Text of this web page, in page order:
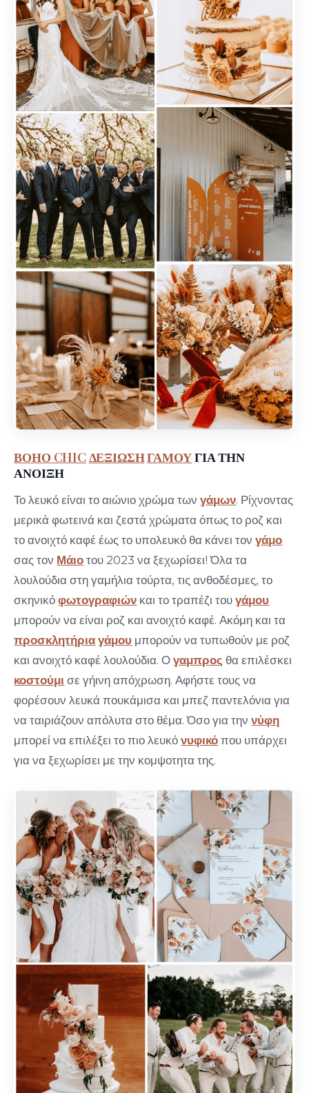
ΒΟΗΟ CHIC ΔΕΞΙΩΣΗΓΑΜΟΥΓΙΑ ΤΗΝ
ΑΝΟΙΞΗ
Το λευκό είναι το αιώνιο χρώμα τωνγάμων. Ρίχνοντας
μερικά φωτεινά και ζεστά χρώματα όπως το ροζ και
το ανοιχτό καφέ έως το υπολευκό θα κάνει τονγάμο
σας τον Μάιο του 2023 να ξεχωρίσει! Όλα τα
λουλούδια στη γαμήλια τούρτα, τις ανθοδέσμες, το
σκηνικόφωτογραφιών και το τραπέζι τουγάμου
μπορούν να είναι ροζ και ανοιχτό καφέ. Ακόμη και τα
προσκλητήρια γάμου μπορούν να τυπωθούν με ροζ
και ανοιχτό καφέ λουλούδια. Ογαμπρος θα επιλέσκει
κοστούμι σε γήινη απόχρωση. Αφήστε τους να
φορέσουν λευκά πουκάμισα και μπεζ παντελόνια για
να ταιριάζουν απόλυτα στο θέμα. Όσο για τηννύφη
μπορεί να επιλέξει το πιο λευκόνυφικό που υπάρχει
για να ξεχωρίσει με την κομψοτητα της.